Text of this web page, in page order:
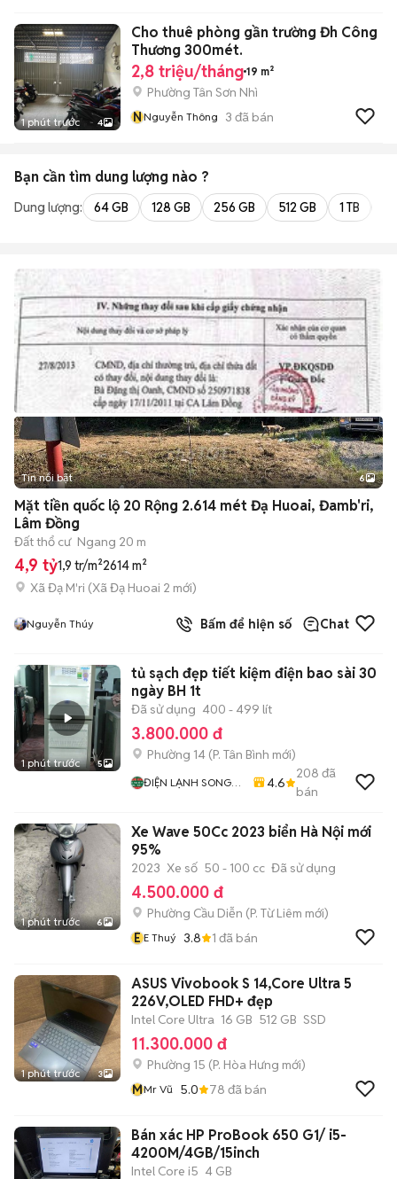
1 phút trước 4
Cho thuê phòng gần trường Đh Công
Thương 300mét.
2,8 triệu/tháng 19 m²
Phường Tân Sơn Nhì
NNguyễn Thông 3 đã bán
Bạn cần tìm dung lượng nào ?
Dung lượng: 64 GB 128 GB 256 GB 512 GB 1 TB
+2
Tin nổi bật 6
Mặt tiền quốc lộ 20 Rộng 2.614 mét Đạ Huoai, Đamb'ri,
Lâm Đồng
Đất thổ cư Ngang 20 m
4,9 tỷ1,9 tr/m²2614 m²
Xã Đạ M'ri (Xã Đạ Huoai 2 mới)
Nguyễn Thúy Bấm để hiện số Chat
1 phút trước 5
tủ sạch đẹp tiết kiệm điện bao sài 30
ngày BH 1t
Đã sử dụng 400 - 499 lít
3.800.000 đ
Phường 14 (P. Tân Bình mới)
ĐIỆN LẠNH SONG
4.6
208 đã
bán
1 phút trước 6
Xe Wave 50Cc 2023 biển Hà Nội mới
95%
2023 Xe số 50 - 100 cc Đã sử dụng
4.500.000 đ
Phường Cầu Diễn (P. Từ Liêm mới)
E E Thuý 3.8 1 đã bán
1 phút trước 3
ASUS Vivobook S 14,Core Ultra 5
226V,OLED FHD+ đẹp
Intel Core Ultra 16 GB 512 GB SSD
11.300.000 đ
Phường 15 (P. Hòa Hưng mới)
MMr Vũ 5.0 78 đã bán
Bán xác HP ProBook 650 G1/ i5-
4200M/4GB/15inch
Intel Core i5 4 GB